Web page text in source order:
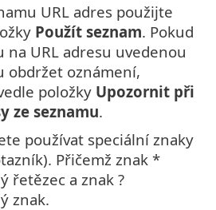
URL adres použijte
Použít seznam. Pokud
URL adresu uvedenou
obdržet oznámení,
položky Upozornit při
ze seznamu.
používat speciální znaky
Přičemž znak *
řetězec a znak ?
znak.